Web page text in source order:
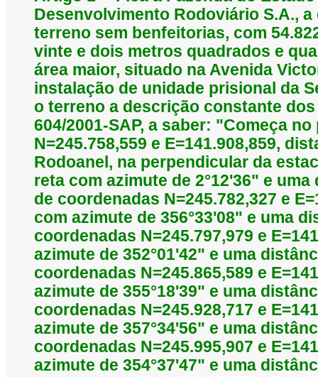
Desenvolvimento Rodoviário S.A.,
terreno sem benfeitorias, com
vinte e dois metros quadrados e
área maior, situado na Avenida
instalação de unidade prisional da
o terreno a descrição constante
604/2001-SAP, a saber: "Começa
N=245.758,559 e E=141.908,859,
Rodoanel, na perpendicular da
reta com azimute de 2°12'36" e
de coordenadas N=245.782,327 e
com azimute de 356°33'08" e uma
coordenadas N=245.797,979 e
azimute de 352°01'42" e uma
coordenadas N=245.865,589 e
azimute de 355°18'39" e uma
coordenadas N=245.928,717 e
azimute de 357°34'56" e uma
coordenadas N=245.995,907 e
azimute de 354°37'47" e uma